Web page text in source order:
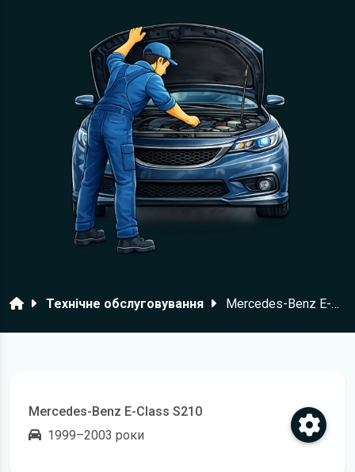
ГоловнаТехнічне обслуговування Mercedes-Benz E-Class S210
Mercedes-Benz E-Class S210
1999–2003 роки